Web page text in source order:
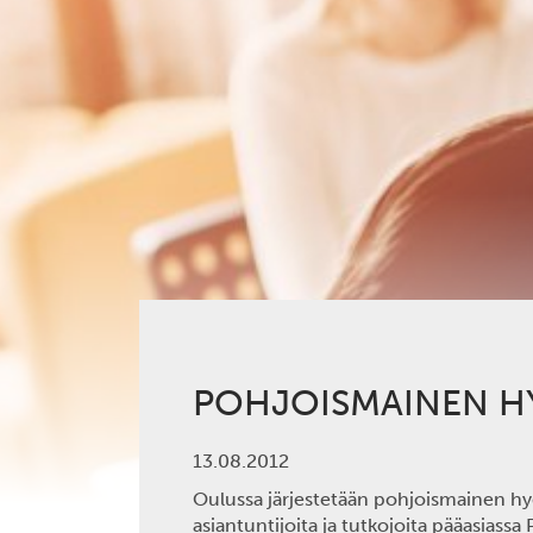
POHJOISMAINEN
13.08.2012
Oulussa järjestetään pohjoismainen
asiantuntijoita ja tutkojoita pääasiassa